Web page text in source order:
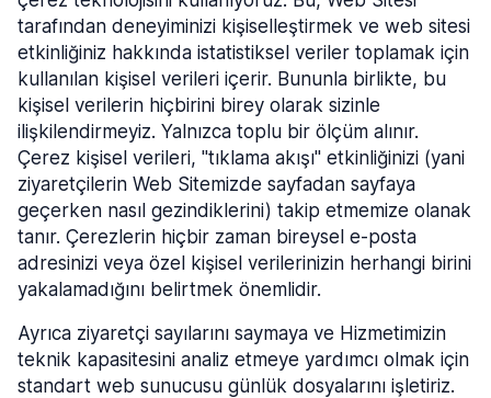
tarafından deneyiminizi kişiselleştirmek ve web sitesi
etkinliğiniz hakkında istatistiksel veriler toplamak için
kullanılan kişisel verileri içerir. Bununla birlikte, bu
kişisel verilerin hiçbirini birey olarak sizinle
ilişkilendirmeyiz. Yalnızca toplu bir ölçüm alınır.
Çerez kişisel verileri, "tıklama akışı" etkinliğinizi (yani
ziyaretçilerin Web Sitemizde sayfadan sayfaya
geçerken nasıl gezindiklerini) takip etmemize olanak
tanır. Çerezlerin hiçbir zaman bireysel e-posta
adresinizi veya özel kişisel verilerinizin herhangi birini
yakalamadığını belirtmek önemlidir.
Ayrıca ziyaretçi sayılarını saymaya ve Hizmetimizin
teknik kapasitesini analiz etmeye yardımcı olmak için
standart web sunucusu günlük dosyalarını işletiriz.